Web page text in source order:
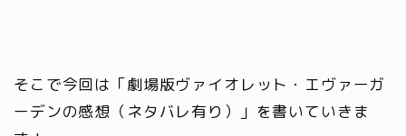
そこで今回は 「劇場版ヴァイオレット・エヴァーガ
ーデンの感想（ネタバレ有り）」 を書いていきま